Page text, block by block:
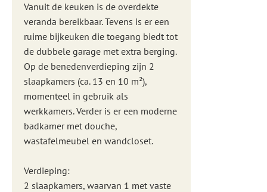
Vanuit de keuken is de overdekte
veranda bereikbaar. Tevens is er een
ruime bijkeuken die toegang biedt tot
de dubbele garage met extra berging.
Op de benedenverdieping zijn 2
slaapkamers (ca. 13 en 10 m²),
momenteel in gebruik als
werkkamers. Verder is er een moderne
badkamer met douche,
wastafelmeubel en wandcloset.
Verdieping:
2 slaapkamers, waarvan 1 met vaste